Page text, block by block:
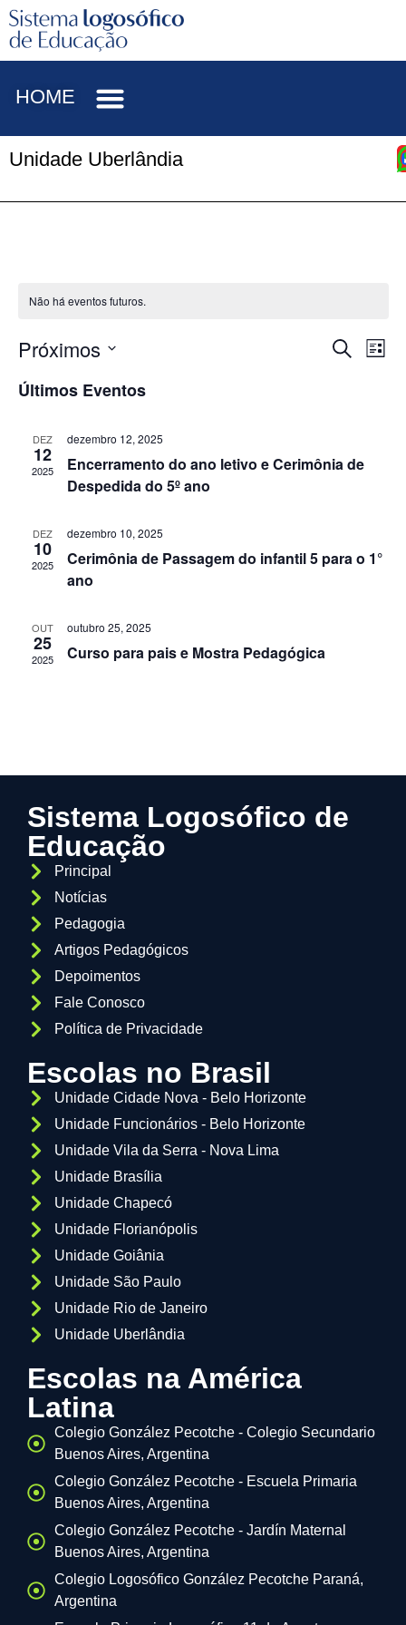
HOME
Unidade Uberlândia
Não há eventos futuros.
de
Procurar
Lista
Próximos
a
data.
Últimos Eventos
DEZ
12
2025
dezembro 12, 2025
Encerramento do ano letivo e Cerimônia de
Despedida do 5º ano
DEZ
10
2025
dezembro 10, 2025
Cerimônia de Passagem do infantil 5 para o 1°
ano
OUT
25
2025
outubro 25, 2025
Curso para pais e Mostra Pedagógica
Sistema Logosófico de
Educação
Principal
Notícias
Pedagogia
Artigos Pedagógicos
Depoimentos
Fale Conosco
Política de Privacidade
Escolas no Brasil
Unidade Cidade Nova - Belo Horizonte
Unidade Funcionários - Belo Horizonte
Unidade Vila da Serra - Nova Lima
Unidade Brasília
Unidade Chapecó
Unidade Florianópolis
Unidade Goiânia
Unidade São Paulo
Unidade Rio de Janeiro
Unidade Uberlândia
Escolas na América
Latina
Colegio González Pecotche - Colegio Secundario
Buenos Aires, Argentina
Colegio González Pecotche - Escuela Primaria
Buenos Aires, Argentina
Colegio González Pecotche - Jardín Maternal
Buenos Aires, Argentina
Colegio Logosófico González Pecotche Paraná,
Argentina